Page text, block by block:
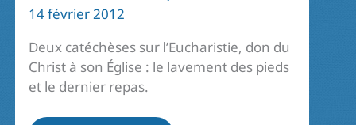
14 février 2012
Deux catéchèses sur l’Eucharistie, don du
Christ à son Église : le lavement des pieds
et le dernier repas.